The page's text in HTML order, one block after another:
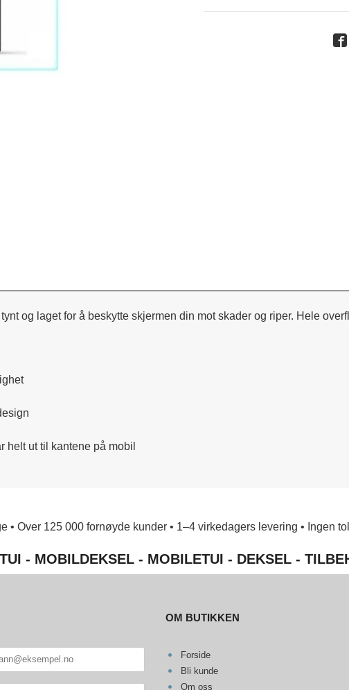
og laget for å beskytte skjermen din mot skader og riper. Hele
helt ut til kantene på mobil
• Over 125 000 fornøyde kunder • 1–4 virkedagers levering • Ingen
- MOBILDEKSEL - MOBILETUI - DEKSEL -
OM BUTIKKEN
Forside
Bli kunde
Om oss